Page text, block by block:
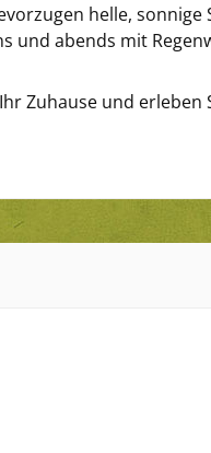
helle, sonnige
und abends mit
Zuhause und erleben